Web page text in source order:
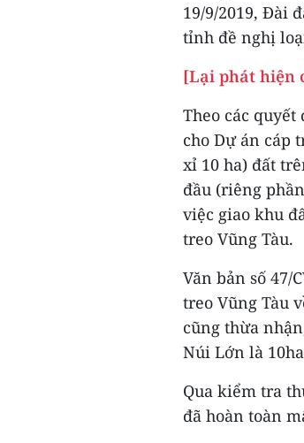
19/9/2019, Đài
tỉnh đề nghị
[Lại phát hiện
Theo các
cho Dự án cáp
xỉ 10 ha) đất
đầu (riêng
việc giao khu
treo Vũng Tàu.
Văn bản số 47/
treo Vũng Tàu
cũng thừa
Núi Lớn là
Qua kiểm tra
đã hoàn toàn